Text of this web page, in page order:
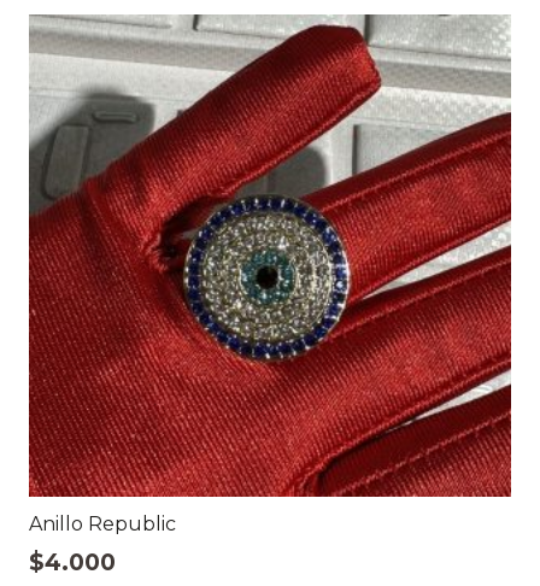
Anillo Republic
$4.000